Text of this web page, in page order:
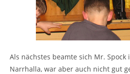
Als nächstes beamte sich Mr.
Narrhalla, war aber auch nicht gut